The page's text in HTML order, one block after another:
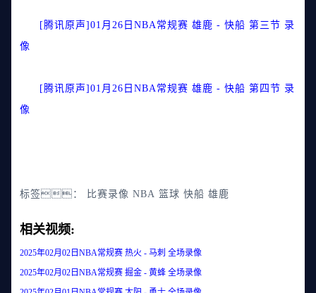
[腾讯原声]01月26日NBA常规赛 雄鹿 - 快船 第三节 录
像
[腾讯原声]01月26日NBA常规赛 雄鹿 - 快船 第四节 录
像
标签： 比赛录像 NBA 篮球 快船 雄鹿
相关视频:
2025年02月02日NBA常规赛 热火 - 马刺 全场录像
2025年02月02日NBA常规赛 掘金 - 黄蜂 全场录像